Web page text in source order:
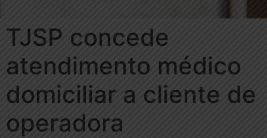
TJSP concede
atendimento médico
domiciliar a cliente de
operadora